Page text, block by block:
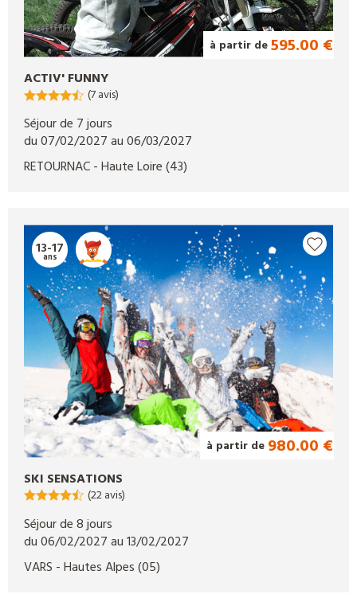
à partir de595.00 €
ACTIV' FUNNY
(7 avis)
Séjour de 7 jours
du 07/02/2027 au 06/03/2027
RETOURNAC- Haute Loire(43)
13-17
ans
à partir de 980.00 €
SKI SENSATIONS
(22 avis)
Séjour de 8 jours
du 06/02/2027 au 13/02/2027
VARS - Hautes Alpes(05)